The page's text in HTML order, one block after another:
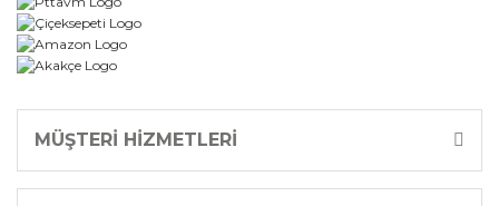
MÜŞTERİ HİZMETLERİ